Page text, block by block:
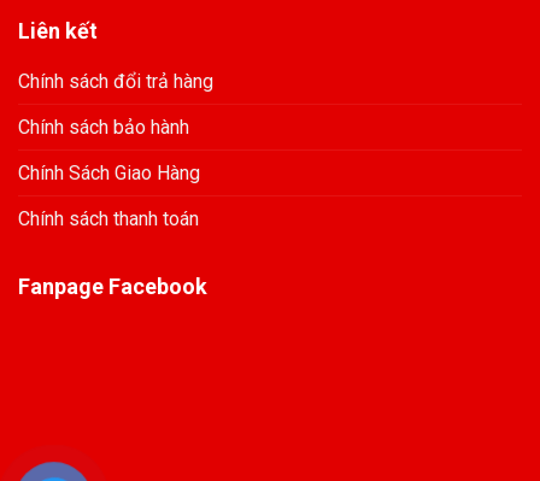
Liên kết
Chính sách đổi trả hàng
Chính sách bảo hành
Chính Sách Giao Hàng
Chính sách thanh toán
Fanpage Facebook